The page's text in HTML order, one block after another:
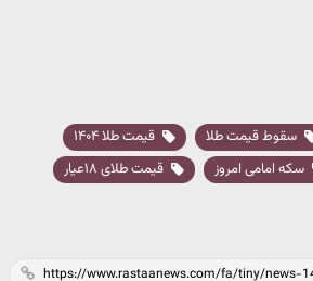
سقوط قیمت طلا
قیمت طلا ۱۴۰۴
سکه امامی امروز
قیمت طلای ۱۸عیار